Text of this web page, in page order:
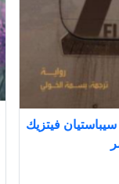
تحميل كتاب مقعد 7A سيباستيان فيتزيك